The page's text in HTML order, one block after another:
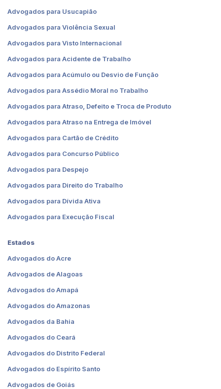
Advogados para Usucapião
Advogados para Violência Sexual
Advogados para Visto Internacional
Advogados para Acidente de Trabalho
Advogados para Acúmulo ou Desvio de Função
Advogados para Assédio Moral no Trabalho
Advogados para Atraso, Defeito e Troca de Produto
Advogados para Atraso na Entrega de Imóvel
Advogados para Cartão de Crédito
Advogados para Concurso Público
Advogados para Despejo
Advogados para Direito do Trabalho
Advogados para Dívida Ativa
Advogados para Execução Fiscal
Estados
Advogados do Acre
Advogados de Alagoas
Advogados do Amapá
Advogados do Amazonas
Advogados da Bahia
Advogados do Ceará
Advogados do Distrito Federal
Advogados do Espírito Santo
Advogados de Goiás